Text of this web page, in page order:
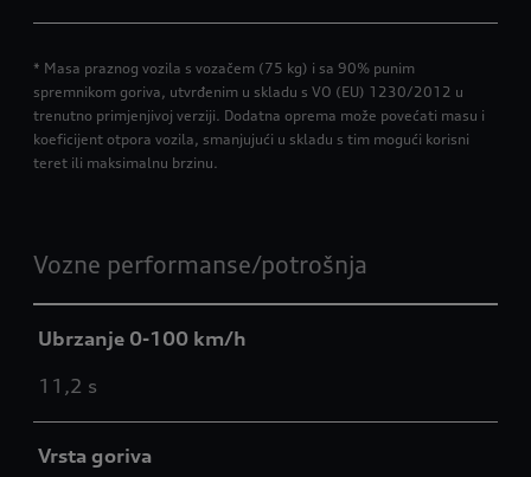
* Masa praznog vozila s vozačem (75 kg) i sa 90% punim
spremnikom goriva, utvrđenim u skladu s VO (EU) 1230/2012 u
trenutno primjenjivoj verziji. Dodatna oprema može povećati masu i
koeficijent otpora vozila, smanjujući u skladu s tim mogući korisni
teret ili maksimalnu brzinu.
Vozne performanse/potrošnja
Ubrzanje 0-100 km/h
11,2 s
Vrsta goriva